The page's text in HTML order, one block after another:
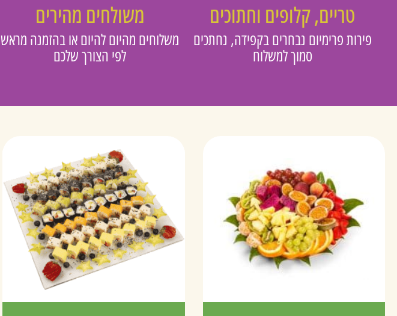
טריים, קלופים וחתוכים
פירות פרימיום נבחרים בקפידה, נחתכים
סמוך למשלוח
משולחים מהירים
משלוחים מהיום להיום או בהזמנה מראש
לפי הצורך שלכם